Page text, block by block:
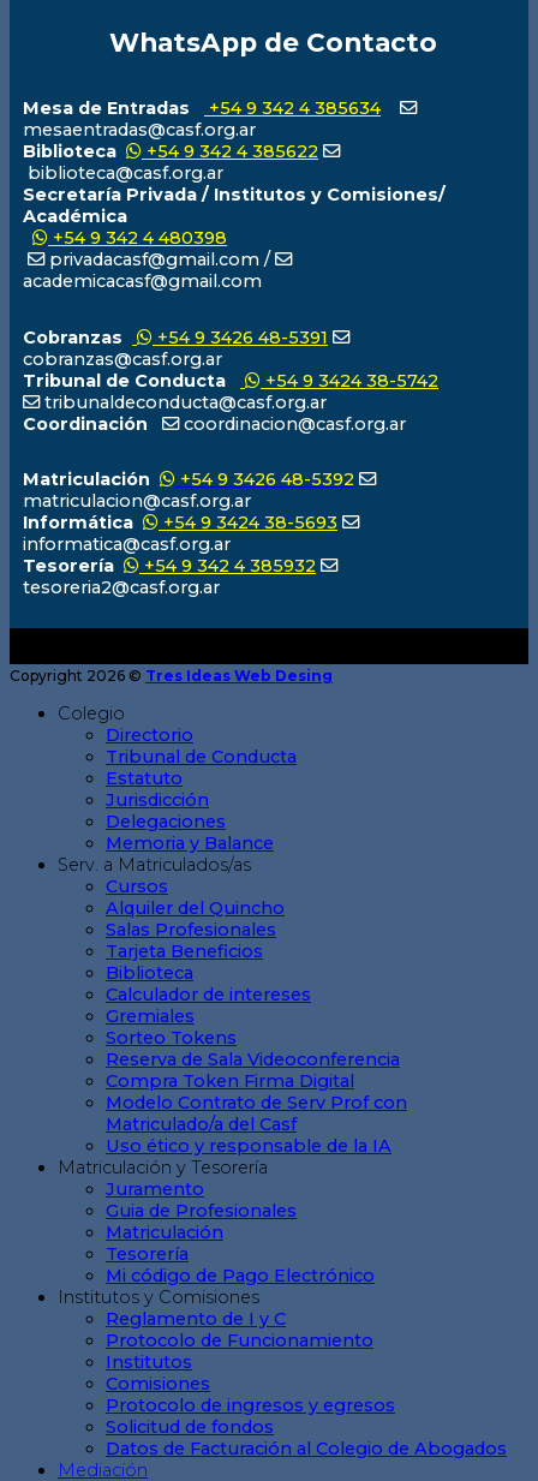
WhatsApp de Contacto
Mesa de Entradas
+54 9 342 4 385634
mesaentradas@casf.org.ar
Biblioteca
+54 9 342 4 385622
biblioteca@casf.org.ar
Secretaría Privada / Institutos y Comisiones/
Académica
+54 9 342 4 480398
privadacasf@gmail.com /
academicacasf@gmail.com
Cobranzas
+54 9 3426 48-5391
cobranzas@casf.org.ar
Tribunal de Conducta
+54 9 3424 38-5742
tribunaldeconducta@casf.org.ar
Coordinación
coordinacion@casf.org.ar
Matriculación
+54 9 3426 48-5392
matriculacion@casf.org.ar
Informática
+54 9 3424 38-5693
informatica@casf.org.ar
Tesorería
+54 9 342 4 385932
tesoreria2@casf.org.ar
Copyright 2026 © Tres Ideas Web Desing
Colegio
Directorio
Tribunal de Conducta
Estatuto
Jurisdicción
Delegaciones
Memoria y Balance
Serv. a Matriculados/as
Cursos
Alquiler del Quincho
Salas Profesionales
Tarjeta Beneficios
Biblioteca
Calculador de intereses
Gremiales
Sorteo Tokens
Reserva de Sala Videoconferencia
Compra Token Firma Digital
Modelo Contrato de Serv Prof con
Matriculado/a del Casf
Uso ético y responsable de la IA
Matriculación y Tesorería
Juramento
Guia de Profesionales
Matriculación
Tesorería
Mi código de Pago Electrónico
Institutos y Comisiones
Reglamento de I y C
Protocolo de Funcionamiento
Institutos
Comisiones
Protocolo de ingresos y egresos
Solicitud de fondos
Datos de Facturación al Colegio de Abogados
Mediación